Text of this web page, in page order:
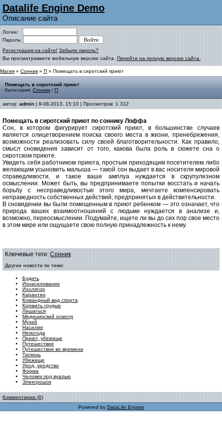
Datalife Engine Demo
Описание сайта
Логин:
Пароль:
Регистрация на сайте! Забыли пароль?
Вы просматриваете мобильную версию сайта. Перейти на полную версию сайта.
Магия » Сонник » П » Помещать в сиротский приют
Помещать в сиротский приют
Категория: Сонник / П
автор: admin | 9-08-2013, 15:10 | Просмотров: 1 312
Помещать в сиротский приют по соннику Лоффа
Сон, в котором фигурирует сиротский приют, в большинстве случаев
является олицетворением поиска своего места в жизни, пренебрежения,
возможности реализовать силу своей благотворительности. Как правило,
смысл сновидения зависит от того, какова была роль в сюжете сна о
сиротском приюте.
Увидеть себя работником приюта, простым приходящим посетителем либо
желающим усыновить малыша — такой сон выдает в вас носителя мировой
справедливости, и такое ваше амплуа нуждается в скрупулезном
осмыслении. Может быть, вы предпринимаете попытки восстать и начать
борьбу с несправедливостью этого мира, мечтаете компенсировать
неправедность собственных действий, предпринятых в действительности.
В сновидении вы были помещенным в приют ребенком — это означает, что
природа ваших взаимоотношений с людьми нуждается в анализе и,
возможно, переосмыслении. Подумайте, ищете ли вы до сих пор свое место
в этом мире или ощущаете свою полную принадлежность к нему.
Ключевые теги: Сонник
Другие новости по теме:
Будить
Изнасилование
Изолятор
Карантин
Командный вид спорта
Кормить грудью
Лишаться
Медицинский осмотр
Музей
Насилие
Непогода
Приют, убежище
Путешествие
Путешествие во времени
Тюлень
Убежище
Урод, уродство
Форма
Человек под вуалью
Электрошок
Комментарии (0)
Powered by DataLife Engine